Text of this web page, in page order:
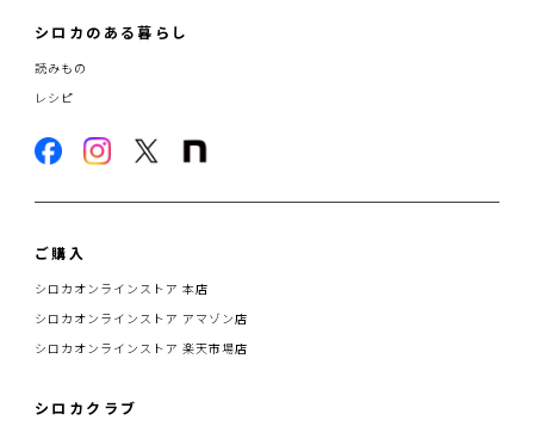
シロカのある暮らし
読みもの
レシピ
ご購入
シロカオンラインストア 本店
シロカオンラインストア アマゾン店
シロカオンラインストア 楽天市場店
シロカクラブ